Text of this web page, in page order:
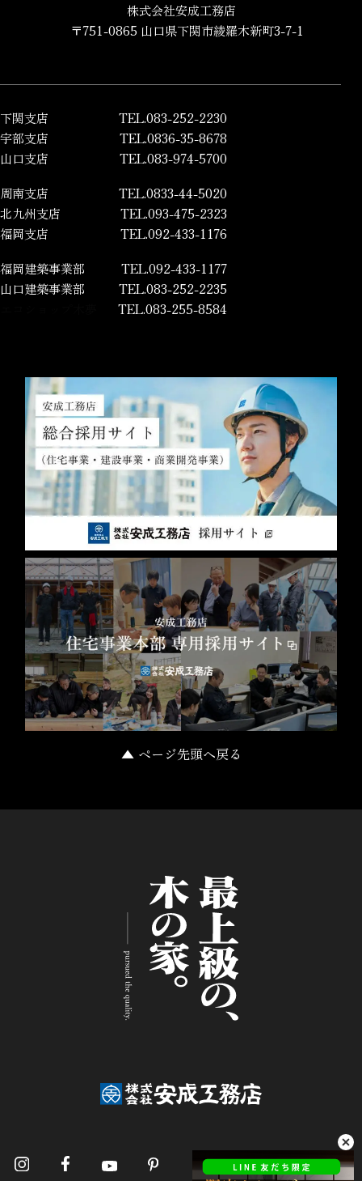
株式会社安成工務店
〒751-0865 山口県下関市綾羅木新町3-7-1
下関支店
TEL.083-252-2230
宇部支店
TEL.0836-35-8678
山口支店
TEL.083-974-5700
周南支店
TEL.0833-44-5020
北九州支店
TEL.093-475-2323
福岡支店
TEL.092-433-1176
福岡建築事業部
TEL.092-433-1177
山口建築事業部
TEL.083-252-2235
TEL.083-255-8584
▲ ページ先頭へ戻る